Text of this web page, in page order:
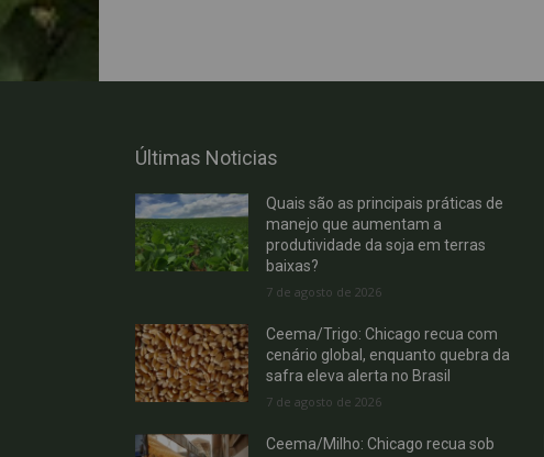
Últimas Noticias
Quais são as principais práticas de
manejo que aumentam a
produtividade da soja em terras
baixas?
7 de agosto de 2026
Ceema/Trigo: Chicago recua com
cenário global, enquanto quebra da
safra eleva alerta no Brasil
7 de agosto de 2026
Ceema/Milho: Chicago recua sob